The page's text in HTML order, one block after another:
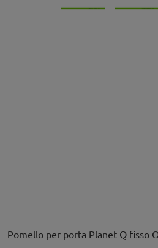
Pomello per porta Planet Q fisso